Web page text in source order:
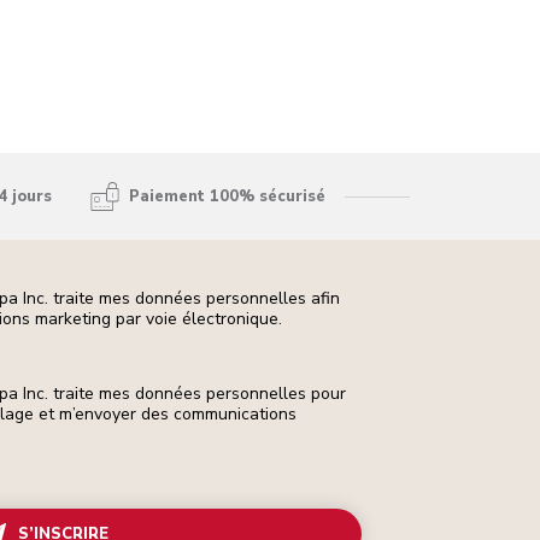
jours Paiement 100% sécurisé
Inc. traite mes données personnelles afin
marketing par voie électronique.
Inc. traite mes données personnelles pour
et m’envoyer des communications
S’INSCRIRE